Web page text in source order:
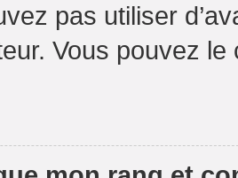
pas utiliser
Vous pouvez